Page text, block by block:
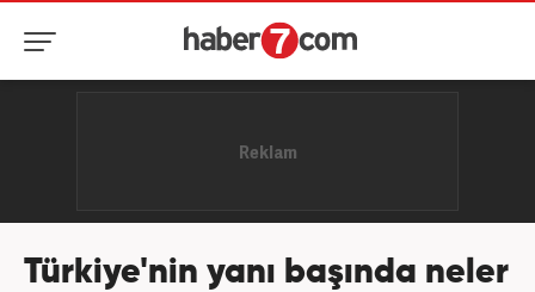
Türkiye'nin yanı başında neler